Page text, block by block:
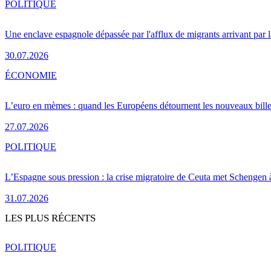
Une enclave espagnole dépassée par l'afflux de migrants arrivant par
30.07.2026
POLITIQUE
L’euro en mèmes : quand les Européens détournent les nouveaux
27.07.2026
ÉCONOMIE
L’Espagne sous pression : la crise migratoire de Ceuta met Schengen
31.07.2026
POLITIQUE
LES PLUS RÉCENTS
POLITIQUE